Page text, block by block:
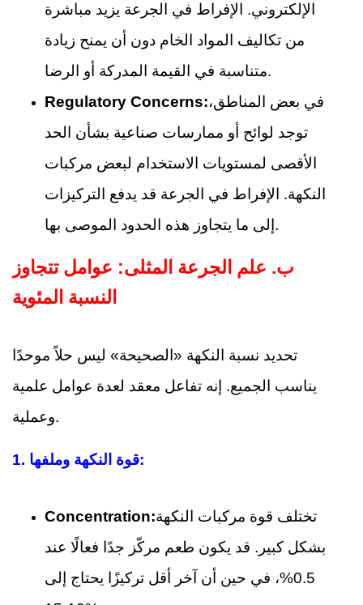
الإلكتروني. الإفراط في الجرعة يزيد مباشرة
من تكاليف المواد الخام دون أن يمنح زيادة
متناسبة في القيمة المدركة أو الرضا.
Regulatory Concerns:في بعض المناطق،
توجد لوائح أو ممارسات صناعية بشأن الحد
الأقصى لمستويات الاستخدام لبعض مركبات
النكهة. الإفراط في الجرعة قد يدفع التركيزات
إلى ما يتجاوز هذه الحدود الموصى بها.
ب. علم الجرعة المثلى: عوامل تتجاوز
النسبة المئوية
تحديد نسبة النكهة «الصحيحة» ليس حلاً موحدًا
يناسب الجميع. إنه تفاعل معقد لعدة عوامل علمية
وعملية.
1. قوة النكهة وملفها:
Concentration:تختلف قوة مركبات النكهة
بشكل كبير. قد يكون طعم مركّز جدًا فعالًا عند
0.5%، في حين أن آخر أقل تركيزًا يحتاج إلى